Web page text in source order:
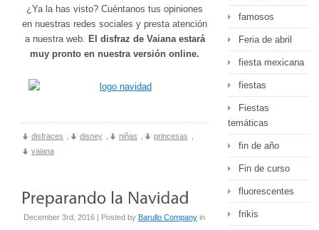
¿Ya la has visto? Cuéntanos tus opiniones
en nuestras redes sociales y presta atención
a nuestra web. El disfraz de Vaiana estará
muy pronto en nuestra versión online.
disfraces disney niñas princesas
vaiana
December 3rd, 2016 | Posted by Barullo Company in
famosos
Feria de abril
fiesta mexicana
fiestas
Fiestas
temáticas
fin de año
Fin de curso
fluorescentes
frikis